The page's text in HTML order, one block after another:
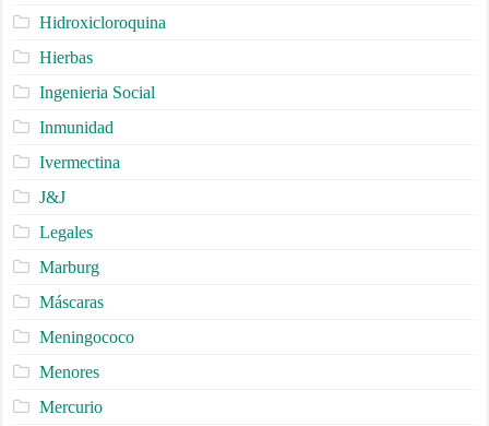
Hidroxicloroquina
Hierbas
Ingenieria Social
Inmunidad
Ivermectina
J&J
Legales
Marburg
Máscaras
Meningococo
Menores
Mercurio